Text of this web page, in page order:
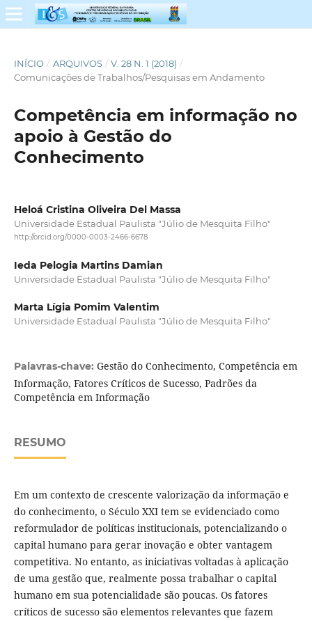
INÍCIO / ARQUIVOS / V. 28 N. 1 (2018) /
Comunicações de Trabalhos/Pesquisas em Andamento
Competência em informação no
apoio à Gestão do
Conhecimento
Heloá Cristina Oliveira Del Massa
Universidade Estadual Paulista "Júlio de Mesquita Filho"
http://orcid.org/0000-0003-2466-6678
Ieda Pelogia Martins Damian
Universidade Estadual Paulista "Júlio de Mesquita Filho"
Marta Lígia Pomim Valentim
Universidade Estadual Paulista "Júlio de Mesquita Filho"
Palavras-chave: Gestão do Conhecimento, Competência em
Informação, Fatores Críticos de Sucesso, Padrões da
Competência em Informação
RESUMO
Em um contexto de crescente valorização da informação e
do conhecimento, o Século XXI tem se evidenciado como
reformulador de políticas institucionais, potencializando o
capital humano para gerar inovação e obter vantagem
competitiva. No entanto, as iniciativas voltadas à aplicação
de uma gestão que, realmente possa trabalhar o capital
humano em sua potencialidade são poucas. Os fatores
críticos de sucesso são elementos relevantes que fazem